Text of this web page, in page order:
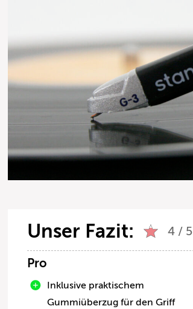
Unser Fazit: 4 / 5
Pro
Inklusive praktischem
Gummiüberzug für den Griff